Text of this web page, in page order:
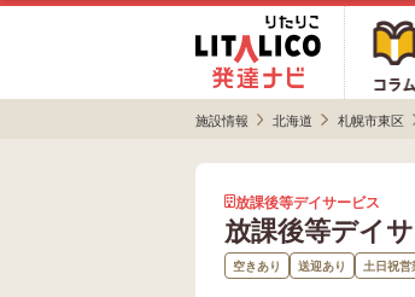
施設情報 北海道 札幌市東区
放課後等デイサービス
放課後等デイ
空きあり 送迎あり 土日祝営